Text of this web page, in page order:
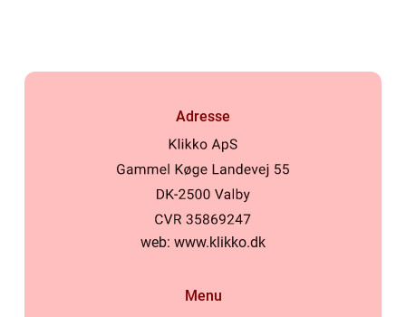
Adresse
web: www.klikko.dk
Menu